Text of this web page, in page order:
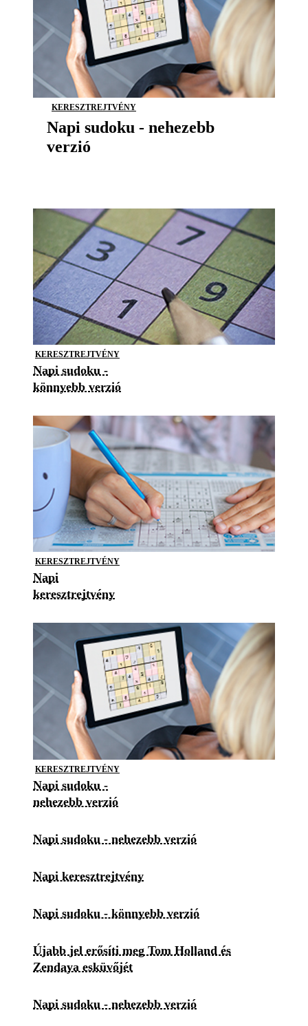
KERESZTREJTVÉNY
Napi sudoku - nehezebb
verzió
KERESZTREJTVÉNY
Napi sudoku -
könnyebb verzió
KERESZTREJTVÉNY
Napi
keresztrejtvény
KERESZTREJTVÉNY
Napi sudoku -
nehezebb verzió
Napi sudoku - nehezebb verzió
Napi keresztrejtvény
Napi sudoku - könnyebb verzió
Újabb jel erősíti meg Tom Holland és
Zendaya esküvőjét
Napi sudoku - nehezebb verzió